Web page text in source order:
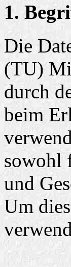
1.
Die
(TU)
durch
beim
sowohl
und
Um